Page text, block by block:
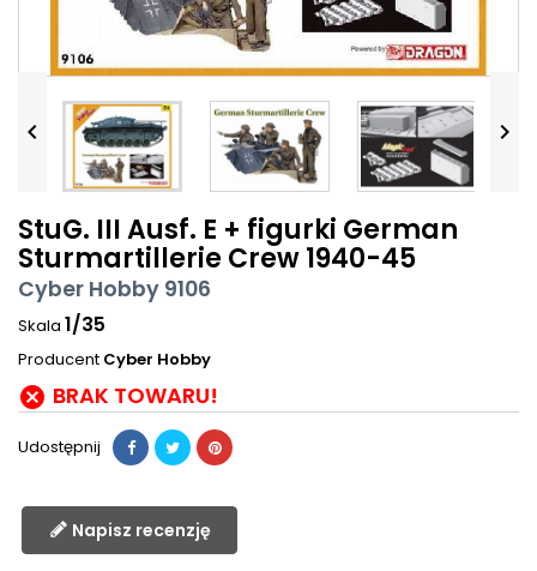
 
StuG. III Ausf. E + figurki German
Sturmartillerie Crew 1940-45
Cyber Hobby 9106
Skala 1/35
Producent Cyber Hobby
 BRAK TOWARU!
Udostępnij
Napisz recenzję